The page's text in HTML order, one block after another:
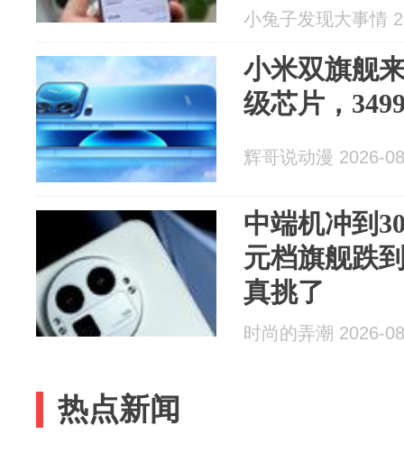
小兔子发现大事情
小米双旗舰
级芯片，
辉哥说动漫 2026-
中端机冲到
元档旗舰跌
真挑了
时尚的弄潮 2026-
热点新闻